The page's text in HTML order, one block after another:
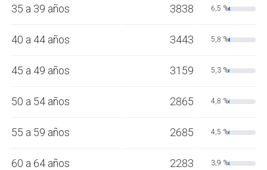
35 a 39 años 3838 6,5 %
40 a 44 años 3443 5,8 %
45 a 49 años 3159 5,3 %
50 a 54 años 2865 4,8 %
55 a 59 años 2685 4,5 %
60 a 64 años 2283 3,9 %